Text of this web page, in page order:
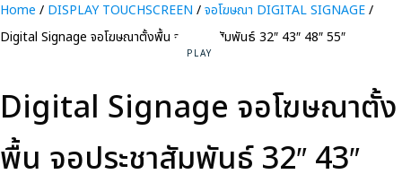
Home / DISPLAY TOUCHSCREEN /จอโฆษณา DIGITAL SIGNAGE/
Digital Signage จอโฆษณาตั้งพื้น จอประชาสัมพันธ์ 32″ 43″ 48″ 55″
Digital Signage จอโฆษณาตั้ง
พื้น จอประชาสัมพันธ์ 32″ 43″